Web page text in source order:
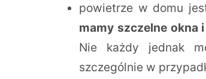
powietrze w domu
mamy szczelne okna
Nie każdy jednak
szczególnie w